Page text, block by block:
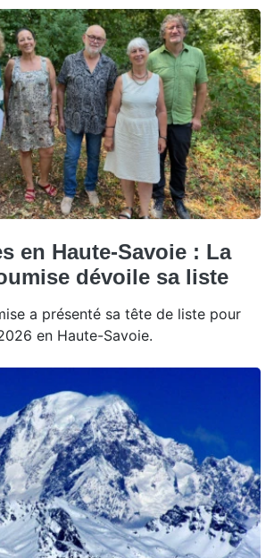
en Haute-Savoie : La
dévoile sa liste
a présenté sa tête de liste pour
en Haute-Savoie.